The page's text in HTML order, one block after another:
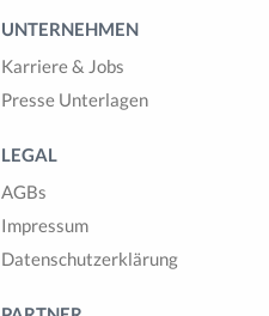
UNTERNEHMEN
Karriere & Jobs
Presse Unterlagen
LEGAL
AGBs
Impressum
Datenschutzerklärung